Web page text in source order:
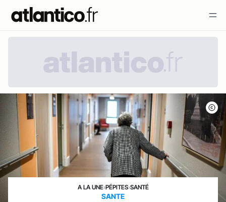
A LA UNE›PÉPITES›SANTÉ
SANTE